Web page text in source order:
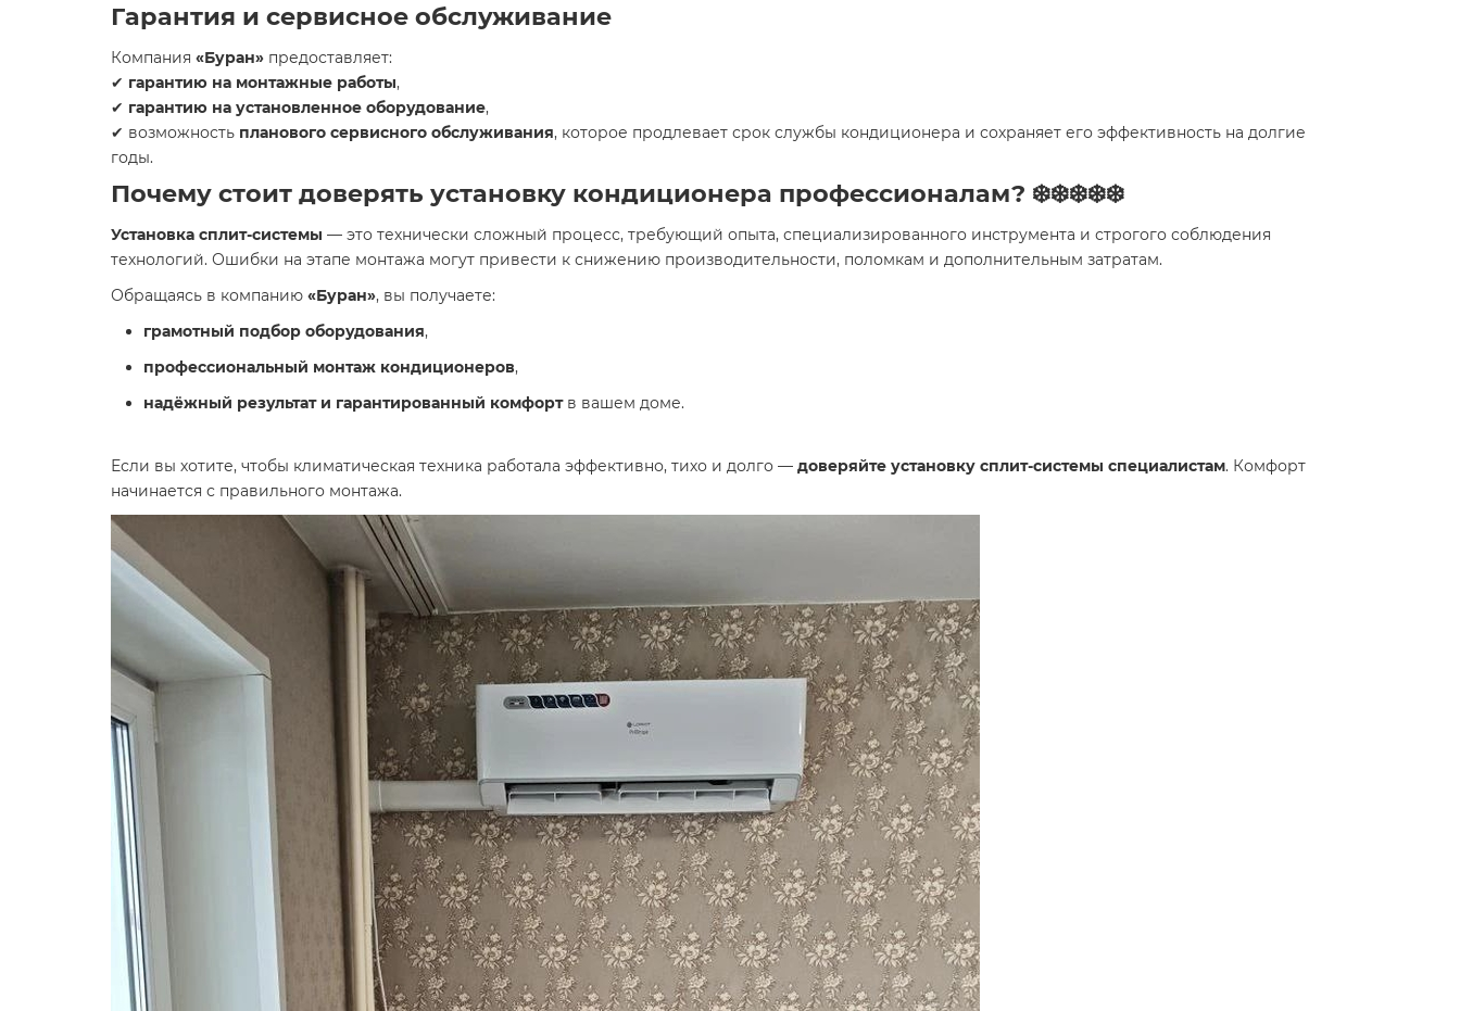
Гарантия и сервисное обслуживание
Компания «Буран» предоставляет:
✔ гарантию на монтажные работы,
✔ гарантию на установленное оборудование,
✔ возможность планового сервисного обслуживания, которое продлевает срок службы кондиционера и сохраняет его эффективность на долгие
годы.
Почему стоит доверять установку кондиционера профессионалам? ❄️❄️❄️❄️❄️
Установка сплит-системы — это технически сложный процесс, требующий опыта, специализированного инструмента и строгого соблюдения
технологий. Ошибки на этапе монтажа могут привести к снижению производительности, поломкам и дополнительным затратам.
Обращаясь в компанию «Буран», вы получаете:
грамотный подбор оборудования,
профессиональный монтаж кондиционеров,
надёжный результат и гарантированный комфортв вашем доме.
Если вы хотите, чтобы климатическая техника работала эффективно, тихо и долго — доверяйте установку сплит-системы специалистам. Комфорт
начинается с правильного монтажа.